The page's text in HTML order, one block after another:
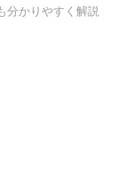
分かりやすく解説